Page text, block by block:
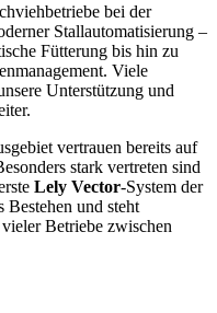
bei der
Stallautomatisierung –
Fütterung bis hin zu
Viele
Unterstützung und
vertrauen bereits auf
stark vertreten sind
Lely Vector-System der
Bestehen und steht
Betriebe zwischen